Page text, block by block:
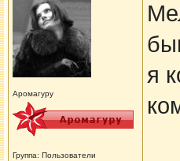
Аромагуру
Группа: Пользователи
я